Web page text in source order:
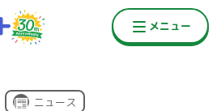
ニュース